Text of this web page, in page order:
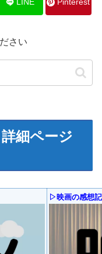
LINE Pinterest
さい
細ページ
▷映画の感想